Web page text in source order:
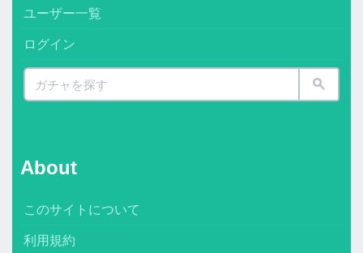
ユーザー一覧
ログイン
About
このサイトについて
利用規約